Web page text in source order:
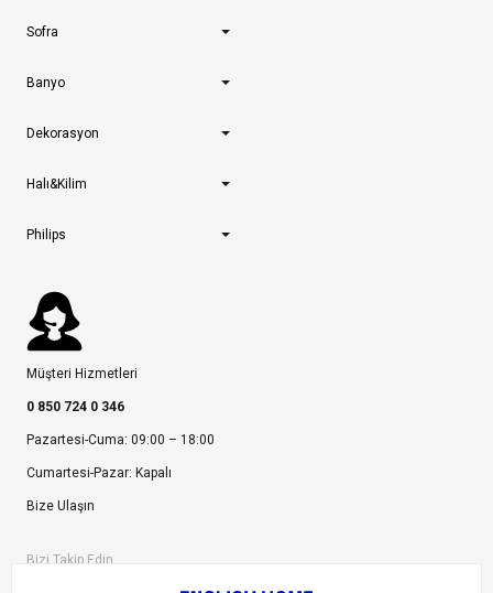
Sofra
Banyo
Dekorasyon
Halı&Kilim
Philips
Müşteri Hizmetleri
0 850 724 0 346
Pazartesi-Cuma: 09:00 – 18:00
Cumartesi-Pazar: Kapalı
Bize Ulaşın
Bizi Takip Edin